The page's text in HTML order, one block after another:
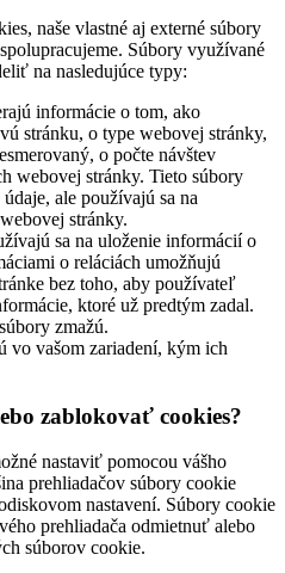
naše vlastné aj externé súbory
Súbory využívané
na nasledujúce typy:
informácie o tom, ako
stránku, o type webovej stránky,
o počte návštev
webovej stránky. Tieto súbory
ale používajú sa na
stránky.
sa na uloženie informácií o
o reláciách umožňujú
bez toho, aby používateľ
ktoré už predtým zadal.
zmažú.
vo vašom zariadení, kým ich
zablokovať cookies?
nastaviť pomocou vášho
prehliadačov súbory cookie
nastavení. Súbory cookie
prehliadača odmietnuť alebo
súborov cookie.